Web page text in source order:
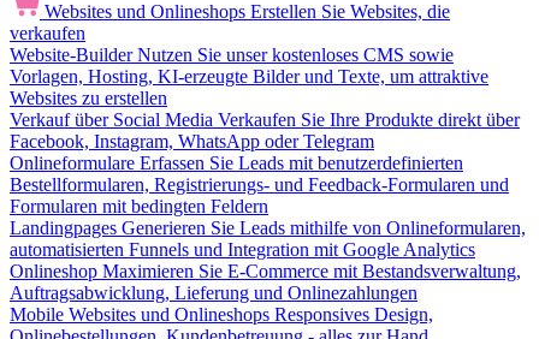
Websites und Onlineshops Erstellen Sie Websites, die
verkaufen
Website-Builder Nutzen Sie unser kostenloses CMS sowie
Vorlagen, Hosting, KI-erzeugte Bilder und Texte, um attraktive
Websites zu erstellen
Verkauf über Social Media Verkaufen Sie Ihre Produkte direkt über
Facebook, Instagram, WhatsApp oder Telegram
Onlineformulare Erfassen Sie Leads mit benutzerdefinierten
Bestellformularen, Registrierungs- und Feedback-Formularen und
Formularen mit bedingten Feldern
Landingpages Generieren Sie Leads mithilfe von Onlineformularen,
automatisierten Funnels und Integration mit Google Analytics
Onlineshop Maximieren Sie E-Commerce mit Bestandsverwaltung,
Auftragsabwicklung, Lieferung und Onlinezahlungen
Mobile Websites und Onlineshops Responsives Design,